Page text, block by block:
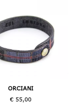
ORCIANI
€ 55,00